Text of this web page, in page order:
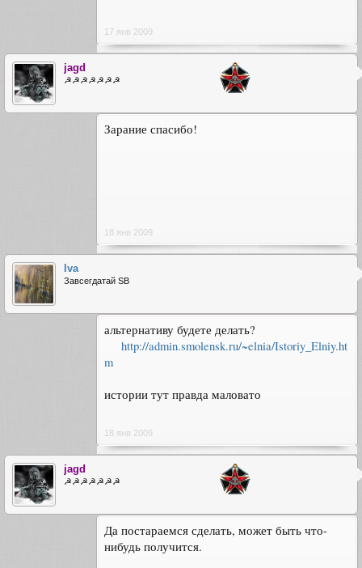
17 янв 2009
jagd
☭☭☭☭☭☭☭
Зарание спасибо!
18 янв 2009
Iva
Завсегдатай SB
альтернативу будете делать?
http://admin.smolensk.ru/~elnia/Istoriy_Elniy.ht
m
истории тут правда маловато
18 янв 2009
jagd
☭☭☭☭☭☭☭
Да постараемся сделать, может быть что-
нибудь получится.